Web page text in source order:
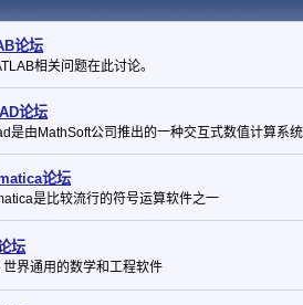
论坛
相关问题在此讨论。
论坛
是由MathSoft公司推出的一种交互式数值计算系统
论坛
是比较流行的符号运算软件之一
坛
世界通用的数学和工程软件